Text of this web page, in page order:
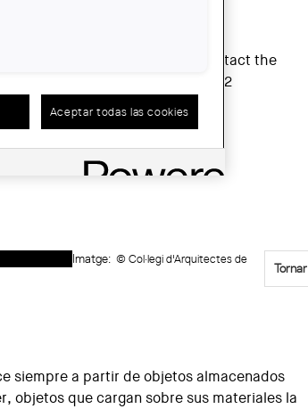
about the awards, please contact the
Girona branch. Tel. 972 412 892
Tornar
Imatge: © Col·legi d'Arquitectes de
siempre a partir de objetos almacenados
objetos que cargan sobre sus materiales la
Aceptar todas las cookies